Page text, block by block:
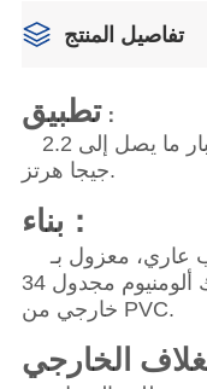
تفاصيل المنتج